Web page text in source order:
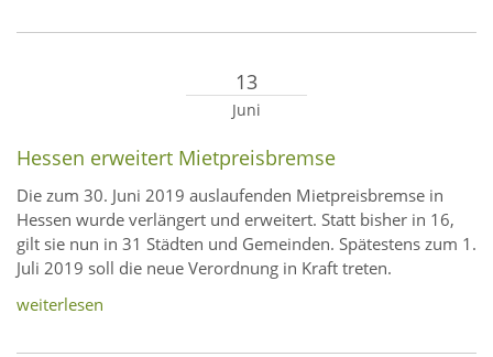
13
Juni
Hessen erweitert Mietpreisbremse
Die zum 30. Juni 2019 auslaufenden Mietpreisbremse in
Hessen wurde verlängert und erweitert. Statt bisher in 16,
gilt sie nun in 31 Städten und Gemeinden. Spätestens zum 1.
Juli 2019 soll die neue Verordnung in Kraft treten.
weiterlesen